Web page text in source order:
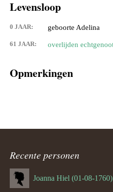
Levensloop
0 JAAR: geboorte Adelina
61 JAAR: overlijden
Opmerkingen
Recente personen
Joanna Hiel (01-08-1760)